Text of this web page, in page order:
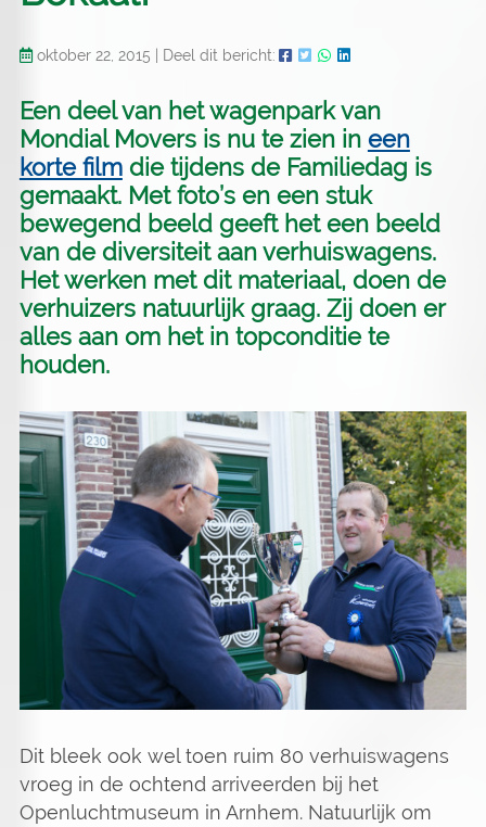
oktober 22, 2015 Deel dit bericht:
Een deel van het wagenpark van
Mondial Movers is nu te zien in een
korte filmdie tijdens de Familiedag is
gemaakt. Met foto’s en een stuk
bewegend beeld geeft het een beeld
van de diversiteit aan verhuiswagens.
Het werken met dit materiaal, doen de
verhuizers natuurlijk graag. Zij doen er
alles aan om het in topconditie te
houden.
Dit bleek ook wel toen ruim 80 verhuiswagens
vroeg in de ochtend arriveerden bij het
Openluchtmuseum in Arnhem. Natuurlijk om